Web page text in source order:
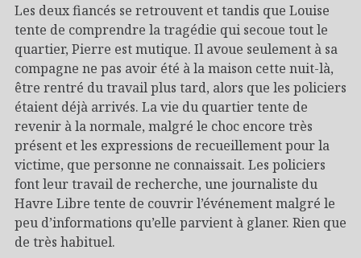
Les deux fiancés se retrouvent et tandis que Louise
tente de comprendre la tragédie qui secoue tout le
quartier, Pierre est mutique. Il avoue seulement à sa
compagne ne pas avoir été à la maison cette nuit-là,
être rentré du travail plus tard, alors que les policiers
étaient déjà arrivés. La vie du quartier tente de
revenir à la normale, malgré le choc encore très
présent et les expressions de recueillement pour la
victime, que personne ne connaissait. Les policiers
font leur travail de recherche, une journaliste du
Havre Libre tente de couvrir l’événement malgré le
peu d’informations qu’elle parvient à glaner. Rien que
de très habituel.